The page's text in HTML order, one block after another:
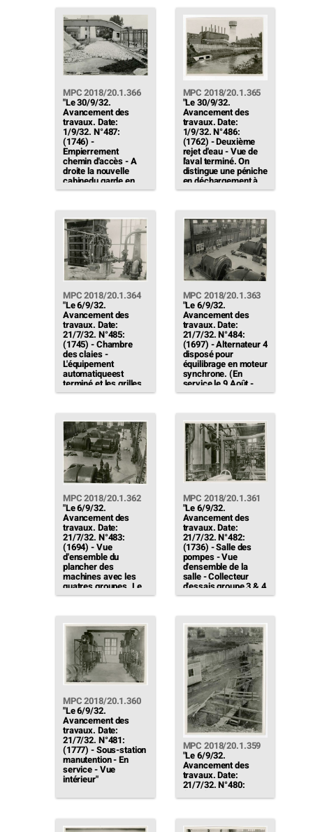
calorifugé) On voit
les collecteurs des
groupes 3 & 4 et les
tuyauteries des
pompes
d'alimentation"
contrôle"
MPC 2018/20.1.366
"Le 30/9/32.
Avancement des
travaux. Date:
1/9/32. N°487:
(1746) -
Empierrement
chemin d'accès - A
droite la nouvelle
cabinedu garde en
montage. (L'ancienne
attendant son
délontage)"
MPC 2018/20.1.365
"Le 30/9/32.
Avancement des
travaux. Date:
1/9/32. N°486:
(1762) - Deuxième
rejet d'eau - Vue de
l'aval terminé. On
distingue une péniche
en déchargement à
quai et la sonnette de
battage des
palpanches de
protection des rives.
[…]"
MPC 2018/20.1.364
"Le 6/9/32.
Avancement des
travaux. Date:
21/7/32. N°485:
(1745) - Chambre
des claies -
L'équipement
automatiqueest
terminé et les grilles
en service (On lit 1%
sur le cadran)"
MPC 2018/20.1.363
"Le 6/9/32.
Avancement des
travaux. Date:
21/7/32. N°484:
(1697) - Alternateur 4
disposé pour
équilibrage en moteur
synchrone. (En
service le 9 Août -
Essais le 1/9/32)"
MPC 2018/20.1.362
"Le 6/9/32.
Avancement des
travaux. Date:
21/7/32. N°483:
(1694) - Vue
d'ensemble du
plancher des
machines avec les
quatres groupes. Le
pavement mosaïque
achèvement"
MPC 2018/20.1.361
"Le 6/9/32.
Avancement des
travaux. Date:
21/7/32. N°482:
(1736) - Salle des
pompes - Vue
d'ensemble de la
salle - Collecteur
d'essais groupe 3 & 4
- Collecteur pompe
gardes-corps sont en
cours de pose"
MPC 2018/20.1.360
"Le 6/9/32.
Avancement des
travaux. Date:
21/7/32. N°481:
(1777) - Sous-station
manutention - En
service - Vue
intérieur"
MPC 2018/20.1.359
"Le 6/9/32.
Avancement des
travaux. Date:
21/7/32. N°480:
(1762) - Deuxième
(En service le